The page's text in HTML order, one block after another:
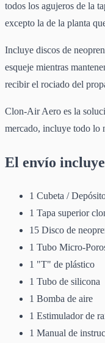
todos los agujeros de la
excepto la de la planta
Incluye discos de
esqueje mientras
recibir el rociado del
Clon-Air Aero es la
mercado, incluye todo lo
El envío
1 Cubeta /
1 Tapa superior
15 Disco de
1 Tubo Micro-
1 "T" de plástico
1 Tubo de silicona
1 Bomba de aire
1 Estimulador de
1 Manual de